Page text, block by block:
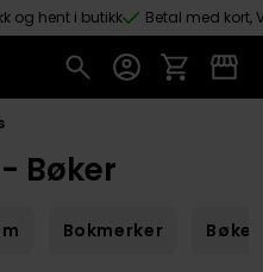
og hent i butikk Betal med kort,
Bøker
Bokmerker